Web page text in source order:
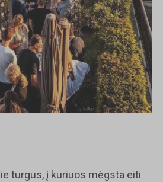
turgus, į kuriuos mėgsta eiti